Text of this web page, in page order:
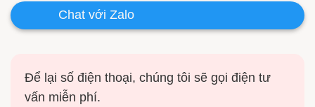
Chat với Zalo
Để lại số điện thoại, chúng tôi sẽ gọi điện tư
vấn miễn phí.